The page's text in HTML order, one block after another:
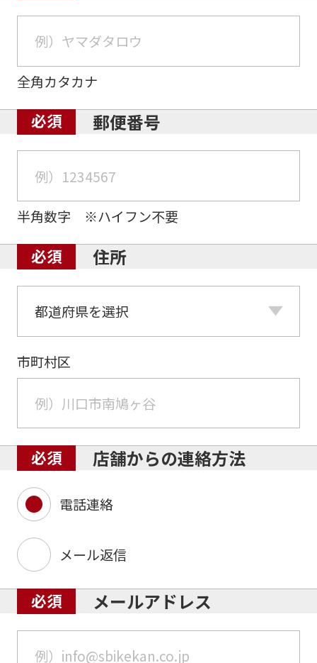
全角カタカナ
郵便番号
半角数字 ※ハイフン不要
住所
市町村区
店舗からの連絡方法
電話連絡
メール返信
メールアドレス